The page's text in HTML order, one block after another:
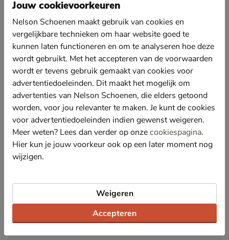
Toms Alpargata dames espadrille
De espadrille is de ultieme zomerschoen. Deze
denim-variant past ook nog is helemaal in de zomer
trend.
Uitgevoerd in stevig canvas met elastische inset op
de wreef.
Gevoerd met canvas. Dit heeft een heerlijk verkoelend
effect en houdt de voeten op aangename temperatuur
op de warme dagen.
Voorzien van een OrthoLite® EcoLT-Hybrid- voetbed.
Deze is gemaakt van duurzame en gerecyclede
materialen en biedt fijne demping.
Afgewerkt met een rubberen loopzool met een
antislip-vlak onder de hiel en bal van de voet voor
Specificaties
Jouw cookievoorkeuren
Nelson Schoenen maakt gebruik van cookies en
vergelijkbare technieken om haar website goed te
kunnen laten functioneren en om te analyseren hoe deze
wordt gebruikt. Met het accepteren van de voorwaarden
wordt er tevens gebruik gemaakt van cookies voor
advertentiedoeleinden. Dit maakt het mogelijk om
advertenties van Nelson Schoenen, die elders getoond
worden, voor jou relevanter te maken. Je kunt de cookies
voor advertentiedoeleinden indien gewenst weigeren.
Meer weten? Lees dan verder op onzecookiespagina.
Hier kun je jouw voorkeur ook op een later moment nog
wijzigen.
Accepteren
Weigeren